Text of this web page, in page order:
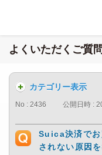
よくいただくご質問
カテゴリー表示
No : 2436 公開日時 :
Suica決済で
されない原因